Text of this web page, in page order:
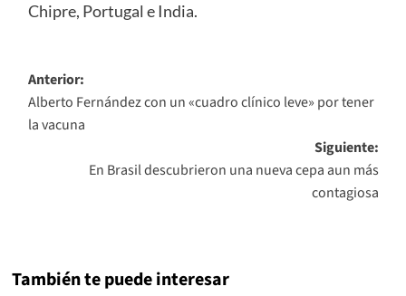
Chipre, Portugal e India.
Navegación
de
entradas
Anterior:
Alberto Fernández con un «cuadro clínico leve» por tener
la vacuna
Siguiente:
En Brasil descubrieron una nueva cepa aun más
contagiosa
También te puede interesar